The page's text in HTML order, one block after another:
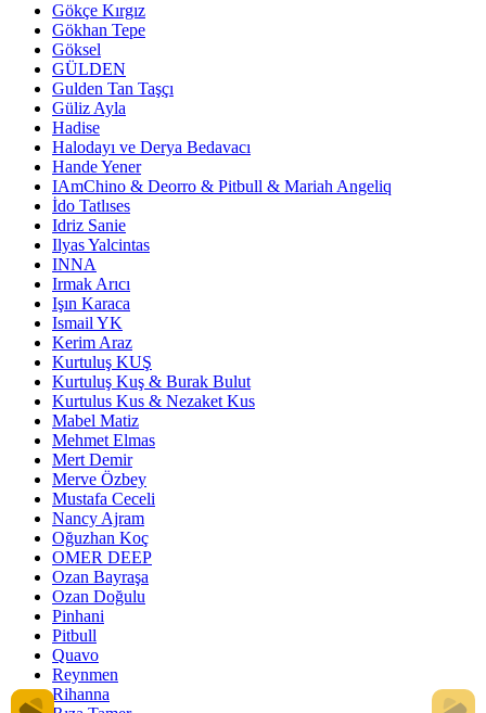
Gökçe Kırgız
Gökhan Tepe
Göksel
GÜLDEN
Gulden Tan Taşçı
Güliz Ayla
Hadise
Halodayı ve Derya Bedavacı
Hande Yener
IAmChino & Deorro & Pitbull & Mariah Angeliq
İdo Tatlıses
Idriz Sanie
Ilyas Yalcintas
INNA
Irmak Arıcı
Işın Karaca
Ismail YK
Kerim Araz
Kurtuluş KUŞ
Kurtuluş Kuş & Burak Bulut
Kurtulus Kus & Nezaket Kus
Mabel Matiz
Mehmet Elmas
Mert Demir
Merve Özbey
Mustafa Ceceli
Nancy Ajram
Oğuzhan Koç
OMER DEEP
Ozan Bayraşa
Ozan Doğulu
Pinhani
Pitbull
Quavo
Reynmen
Rihanna